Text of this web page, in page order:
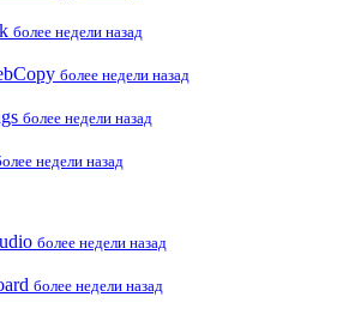
более недели назад
более недели назад
более недели назад
недели назад
более недели назад
более недели назад